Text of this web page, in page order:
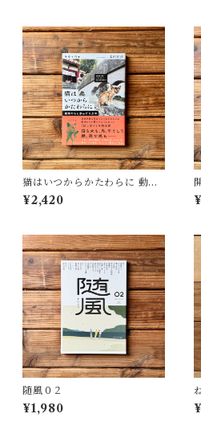
猫はいつからかたわらに 動物
たちと歩んだ１万年 | 太田 匡
彦
¥2,420
随風０２
¥1,980
(